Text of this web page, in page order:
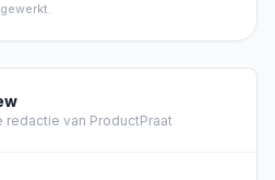
redactie van ProductPraat